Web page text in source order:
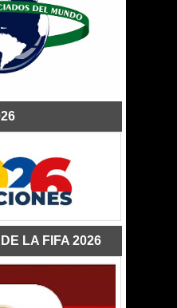
LA FIFA 2026